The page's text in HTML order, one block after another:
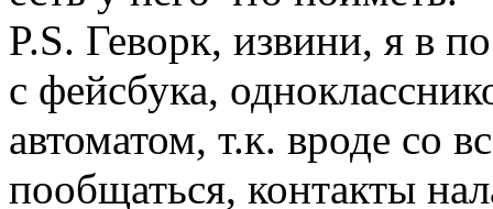
P.S. Геворк, извини, я в
с фейсбука,
автоматом, т.к. вроде со
пообщаться, контакты